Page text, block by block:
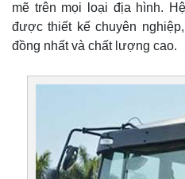
mẽ trên mọi loại địa hình.
được thiết kế chuyên
đồng nhất và chất lượng cao.